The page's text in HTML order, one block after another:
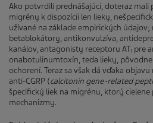
Ako potvrdili prednášajúci, doteraz mali
migrény k dispozícii len lieky,
užívané na základe empirických údajov;
betablokátory, antikonvulzíva,
kanálov, antagonisty receptoru AT1 pre
onabotulinumtoxín, teda lieky,
ochorení. Teraz sa však dá vďaka
anti-CGRP (calcitonin gene-related
špecifický liek na migrénu, ktorý
mechanizmy.